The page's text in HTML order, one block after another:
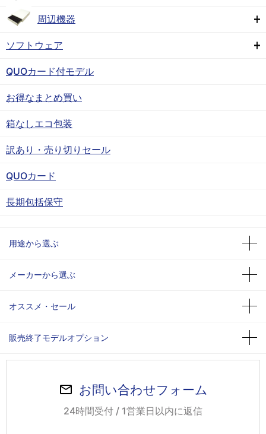
周辺機器
ソフトウェア
QUOカード付モデル
お得なまとめ買い
箱なしエコ包装
訳あり・売り切りセール
QUOカード
長期包括保守
用途から選ぶ
メーカーから選ぶ
オススメ・セール
販売終了モデルオプション
お問い合わせフォーム
24時間受付 / 1営業日以内に返信